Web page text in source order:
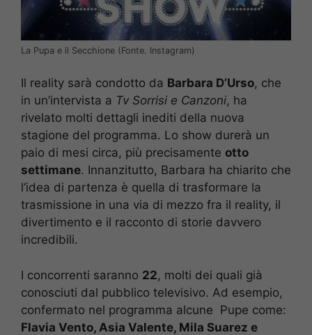
La Pupa e il Secchione (Fonte. Instagram)
Il reality sarà condotto da Barbara D’Urso, che
in un’intervista a Tv Sorrisi e Canzoni, ha
rivelato molti dettagli inediti della nuova
stagione del programma. Lo show durerà un
paio di mesi circa, più precisamente otto
settimane. Innanzitutto, Barbara ha chiarito che
l’idea di partenza è quella di trasformare la
trasmissione in una via di mezzo fra il reality, il
divertimento e il racconto di storie davvero
incredibili.
I concorrenti saranno 22, molti dei quali già
conosciuti dal pubblico televisivo. Ad esempio,
confermato nel programma alcune Pupe come:
Flavia Vento, Asia Valente, Mila Suarez e